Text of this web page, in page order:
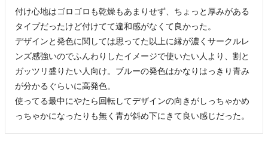
付け心地はゴロゴロも乾燥もあまりせず、ちょっと厚みがある
タイプだったけど付けてて違和感がなくて良かった。
デザインと発色に関しては思ってた以上に縁が濃くサークルレ
ンズ感強いのでふんわりしたイメージで使いたい人より、割と
ガッツリ盛りたい人向け。ブルーの発色はかなりはっきり青み
が分かるぐらいに高発色。
使ってる最中にやたら回転してデザインの向きがしっちゃかめ
っちゃかになったりも無く青が斜め下にきて良い感じだった。